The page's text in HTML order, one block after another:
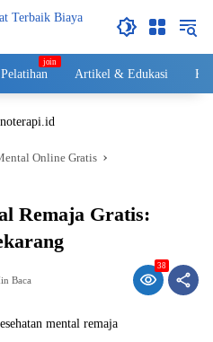
Pelatihan Artikel & Edukasi
Online Gratis
Remaja Gratis:
Baca
38